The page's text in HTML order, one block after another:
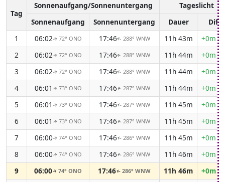
Tag
Sonnenaufgang/Sonnenuntergang
Tageslicht
Sonnenaufgang
Sonnenuntergang Dauer
Diff.
1
06:02↑ 72° ONO 17:46↑ 288° WNW 11h 43m
+0m
2
06:02↑ 72° ONO 17:46↑ 288° WNW 11h 44m
+0m
3
06:02↑ 72° ONO 17:46↑ 288° WNW 11h 44m
+0m
4
06:01 ↑ 73° ONO 17:46↑ 287° WNW 11h 44m
+0m
5
06:01 ↑ 73° ONO 17:46↑ 287° WNW 11h 45m
+0m
6
06:01 ↑ 73° ONO 17:46↑ 287° WNW 11h 45m
+0m
7
06:00↑ 74° ONO 17:46↑ 286° WNW 11h 45m
+0m
8
06:00↑ 74° ONO 17:46↑ 286° WNW 11h 46m
+0m
9
06:00↑ 74° ONO 17:46↑ 286° WNW 11h 46m
+0m